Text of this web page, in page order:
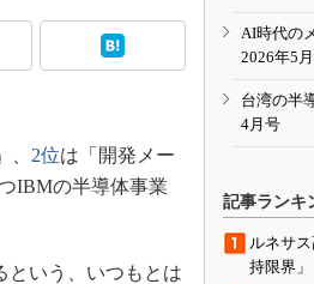
EDN
2位は「開発メー
IBMの半導体事業
という、いつもとは
AI時代の
2026年5
台湾の半
4月号
記事ランキ
ルネサ
持限界